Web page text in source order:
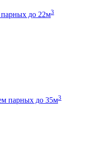
до 22м3
парных до 35м3